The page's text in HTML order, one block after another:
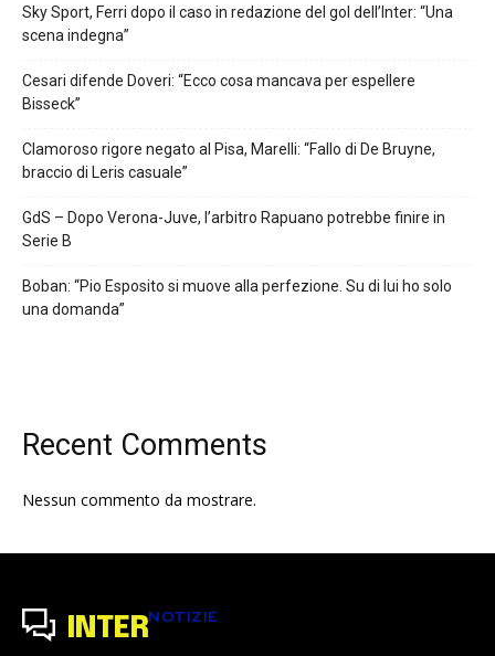
Sky Sport, Ferri dopo il caso in redazione del gol dell’Inter: “Una
scena indegna”
Cesari difende Doveri: “Ecco cosa mancava per espellere
Bisseck”
Clamoroso rigore negato al Pisa, Marelli: “Fallo di De Bruyne,
braccio di Leris casuale”
GdS – Dopo Verona-Juve, l’arbitro Rapuano potrebbe finire in
Serie B
Boban: “Pio Esposito si muove alla perfezione. Su di lui ho solo
una domanda”
Recent Comments
Nessun commento da mostrare.
INTERNOTIZIE